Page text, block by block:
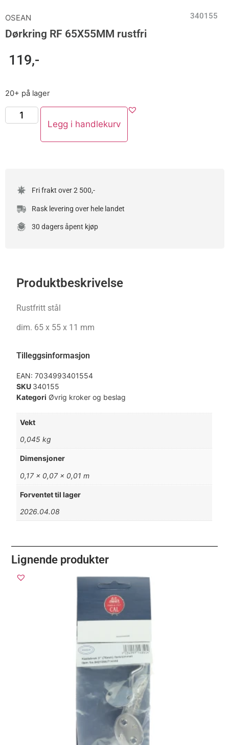
OSEAN 340155
Dørkring RF 65X55MM rustfri
119,-
20+ på lager
Legg i handlekurv
Fri frakt over 2 500,-
Rask levering over hele landet
30 dagers åpent kjøp
Produktbeskrivelse
Rustfritt stål
dim. 65 x 55 x 11 mm
Tilleggsinformasjon
EAN:7034993401554
SKU 340155
Kategori Øvrig kroker og beslag
Vekt
0,045 kg
Dimensjoner
0,17 × 0,07 × 0,01 m
Forventet til lager
2026.04.08
Lignende produkter